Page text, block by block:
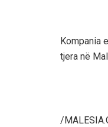
Kompania
tjera në
/